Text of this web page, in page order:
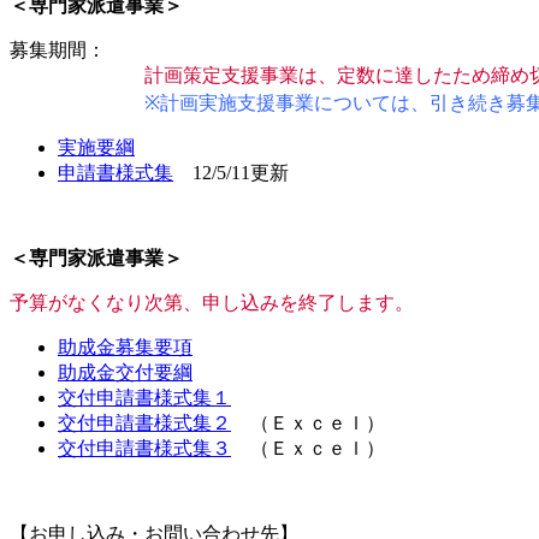
＜専門家派遣事業＞
募集期間：
計画策定支援事業は、定数に達したため締め
※計画実施支援事業については、引き続き募
実施要綱
申請書様式集 12/5/11更新
＜専門家派遣事業＞
予算がなくなり次第、申し込みを終了します。
助成金募集要項
助成金交付要綱
交付申請書様式集１
交付申請書様式集２
（Ｅｘｃｅｌ）
交付申請書様式集３
（Ｅｘｃｅｌ）
【お申し込み・お問い合わせ先】